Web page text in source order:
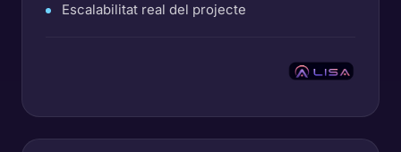
Escalabilitat real del projecte